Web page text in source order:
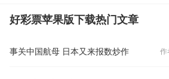
好彩票苹果版下载热门文章
事关中国航母 日本又来报数炒作 作